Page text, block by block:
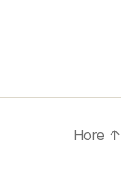
Hore ↑